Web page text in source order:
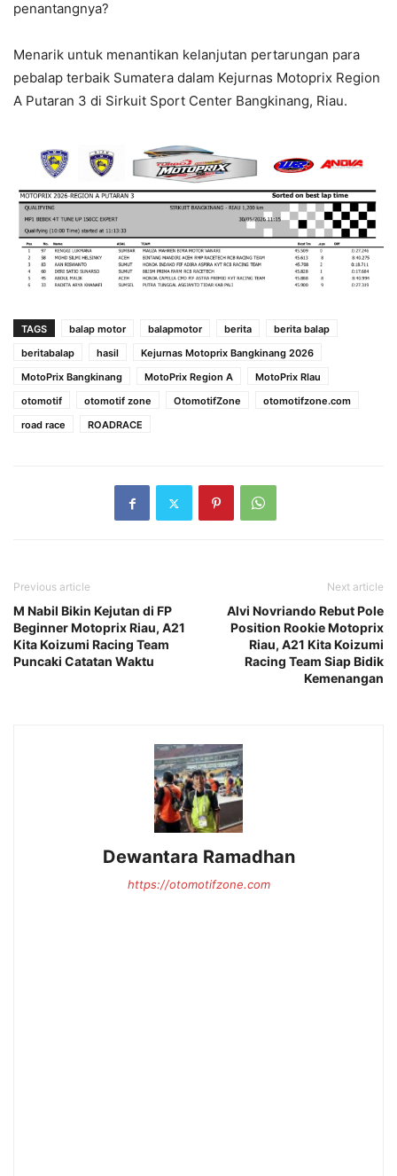
penantangnya?
Menarik untuk menantikan kelanjutan pertarungan para
pebalap terbaik Sumatera dalam Kejurnas Motoprix Region
A Putaran 3 di Sirkuit Sport Center Bangkinang, Riau.
TAGS balap motor balapmotor berita
berita balap
beritabalap
hasil
Kejurnas Motoprix Bangkinang 2026
MotoPrix Bangkinang
MotoPrix Region A
MotoPrix RIau
otomotif
otomotif zone OtomotifZone
otomotifzone.com
road race
ROADRACE
Previous article
M Nabil Bikin Kejutan di FP
Beginner Motoprix Riau, A21
Kita Koizumi Racing Team
Puncaki Catatan Waktu
Next article
Alvi Novriando Rebut Pole
Position Rookie Motoprix
Riau, A21 Kita Koizumi
Racing Team Siap Bidik
Kemenangan
Dewantara Ramadhan
https://otomotifzone.com